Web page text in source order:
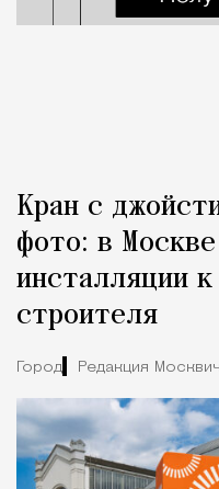
Кран с
фото: в
инсталляции
строителя
Город Редакция